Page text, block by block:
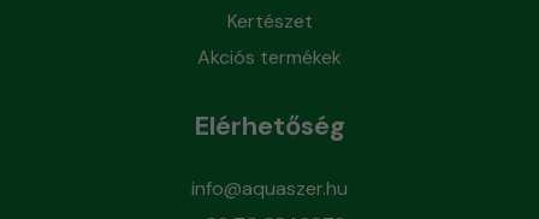
Kertészet
Akciós termékek
Elérhetőség
info@aquaszer.hu